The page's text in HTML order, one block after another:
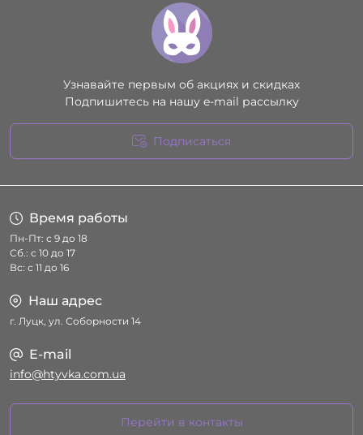
Узнавайте первым об акциях и скидках
Подпишитесь на нашу e-mail рассылку
Подписаться
Время работы
Пн-Пт: с 9 до 18
Сб.: с 10 до 17
Вс: с 11 до 16
Наш адрес
г. Луцк, ул. Соборности 14
E-mail
info@htyvka.com.ua
Перейти в контакты